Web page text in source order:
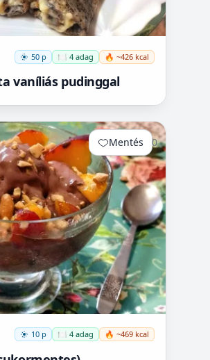
50 p 🍽️ 4 adag 🔥 ~426 kcal
vaníliás pudinggal
Mentés 0
10 p 🍽️ 4 adag 🔥 ~469 kcal